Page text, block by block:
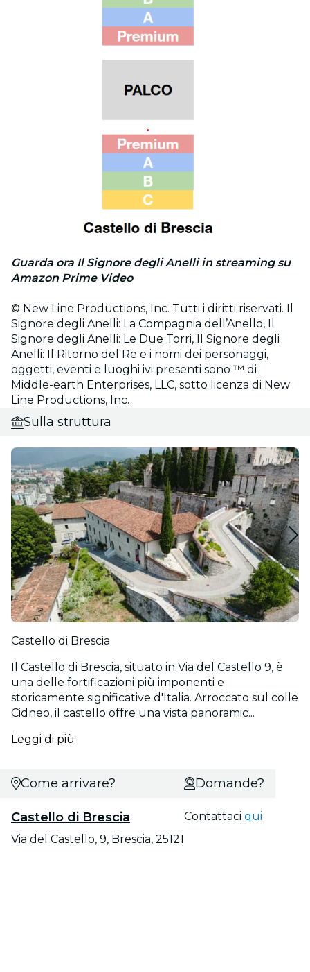
Guarda ora Il Signore degli Anelli in streaming su
Amazon Prime Video
© New Line Productions, Inc. Tutti i diritti riservati. Il
Signore degli Anelli: La Compagnia dell’Anello, Il
Signore degli Anelli: Le Due Torri, Il Signore degli
Anelli: Il Ritorno del Re e i nomi dei personaggi,
oggetti, eventi e luoghi ivi presenti sono ™ di
Middle-earth Enterprises, LLC, sotto licenza di New
Line Productions, Inc.
Sulla struttura
Castello di Brescia
Il Castello di Brescia, situato in Via del Castello 9, è
una delle fortificazioni più imponenti e
storicamente significative d'Italia. Arroccato sul colle
Cidneo, il castello offre una vista panoramic...
Leggi di più
Come arrivare?
Castello di Brescia
Via del Castello, 9, Brescia, 25121
Domande?
Contattaci qui